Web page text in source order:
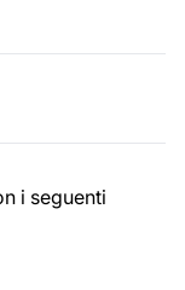
i seguenti